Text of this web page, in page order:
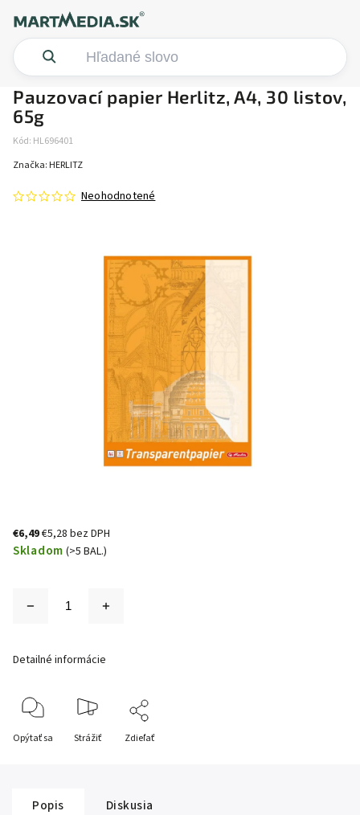
Pauzovací papier Herlitz, A4, 30 listov,
65g
Kód: HL696401
Neohodnotené
Značka: HERLITZ
€6,49€5,28 bez DPH
Skladom (>5 BAL.)
Detailné informácie
Opýtať sa Strážiť Zdieľať
Popis Diskusia